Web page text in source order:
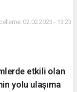
02.02.2023 - 13:23
etkili olan
yolu ulaşıma